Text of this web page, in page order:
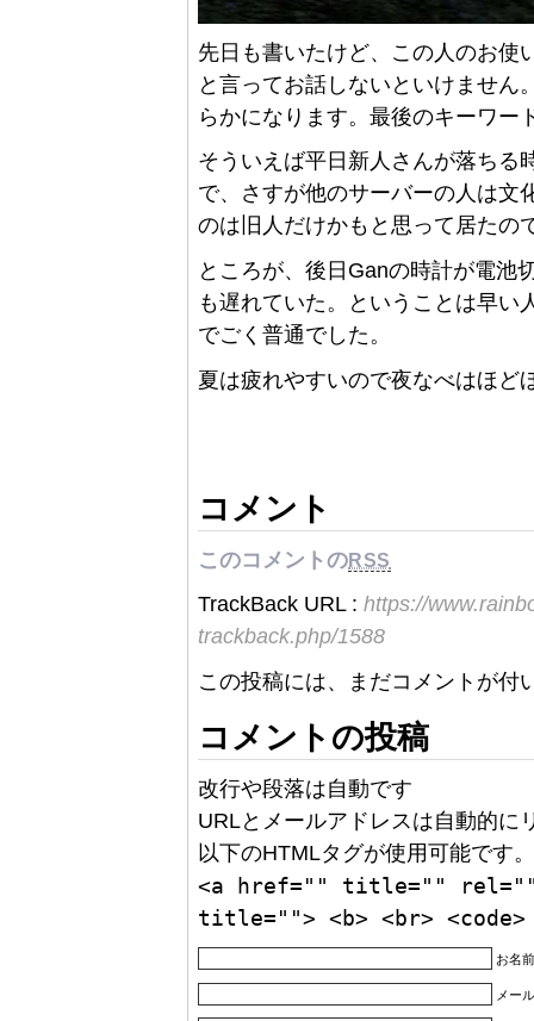
先日も書いたけど、この人のお使
と言ってお話しないといけません
らかになります。最後のキーワー
そういえば平日新人さんが落ちる
で、さすが他のサーバーの人は文
のは旧人だけかもと思って居たの
ところが、後日Ganの時計が電池
も遅れていた。ということは早い
でごく普通でした。
夏は疲れやすいので夜なべはほど
コメント
このコメントのRSS
TrackBack URL : https://
trackback.php/1588
この投稿には、まだコメントが付
コメントの投稿
改行や段落は自動です
URLとメールアドレスは自動的に
以下のHTMLタグが使用可能です。
<a href="" title=""
title=""> <b> <br>
お名
メー